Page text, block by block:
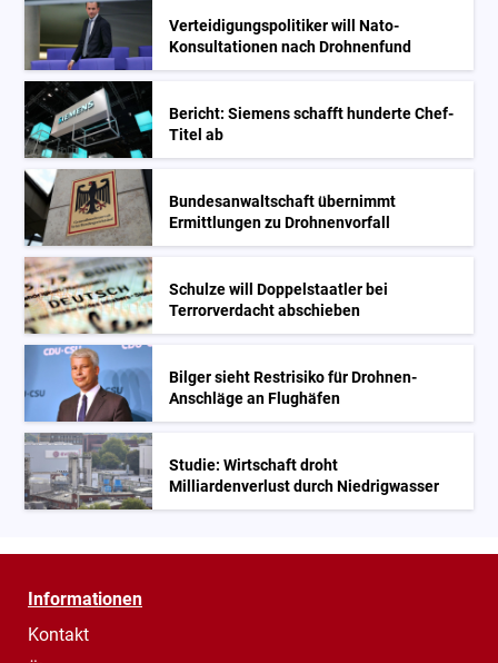
Verteidigungspolitiker will Nato-
Konsultationen nach Drohnenfund
Bericht: Siemens schafft hunderte Chef-
Titel ab
Bundesanwaltschaft übernimmt
Ermittlungen zu Drohnenvorfall
Schulze will Doppelstaatler bei
Terrorverdacht abschieben
Bilger sieht Restrisiko für Drohnen-
Anschläge an Flughäfen
Studie: Wirtschaft droht
Milliardenverlust durch Niedrigwasser
Informationen
Kontakt